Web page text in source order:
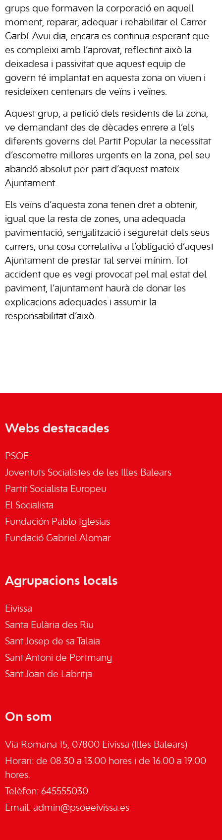
grups que formaven la corporació en aquell
moment, reparar, adequar i rehabilitar el Carrer
Garbí. Avui dia, encara es continua esperant que
es compleixi amb l’aprovat, reflectint això la
deixadesa i passivitat que aquest equip de
govern té implantat en aquesta zona on viuen i
resideixen centenars de veïns i veïnes.
Aquest grup, a petició dels residents de la zona,
ve demandant des de dècades enrere a l’els
diferents governs del Partit Popular la necessitat
d’escometre millores urgents en la zona, pel seu
abandó absolut per part d’aquest mateix
Ajuntament.
Els veïns d’aquesta zona tenen dret a obtenir,
igual que la resta de zones, una adequada
pavimentació, senyalització i seguretat dels seus
carrers, una cosa correlativa a l’obligació d’aquest
Ajuntament de prestar tal servei mínim. Tot
accident que es vegi provocat pel mal estat del
paviment, l’ajuntament haurà de donar les
explicacions adequades i assumir la
responsabilitat d’això.
Webs destacades
PSOE
Joventuts Socialistes de les Illes Balears
Partit Socialista Europeu
El Socialista
Fundación Pablo Iglesias
Fundació Gabriel Alomar
Agrupacions locals
Eivissa
Santa Eulària des Riu
Sant Josep de sa Talaia
Sant Antoni de Portmany
Sant Joan de Labritja
On som
Via Romana 15, 07800 Eivissa (Illes Balears)
Horari: de 08.30 a 13.00 hores i de 16.00 a 19.00
hores.
Telèfon: 645555030
Email: admin@psoeeivissa.es